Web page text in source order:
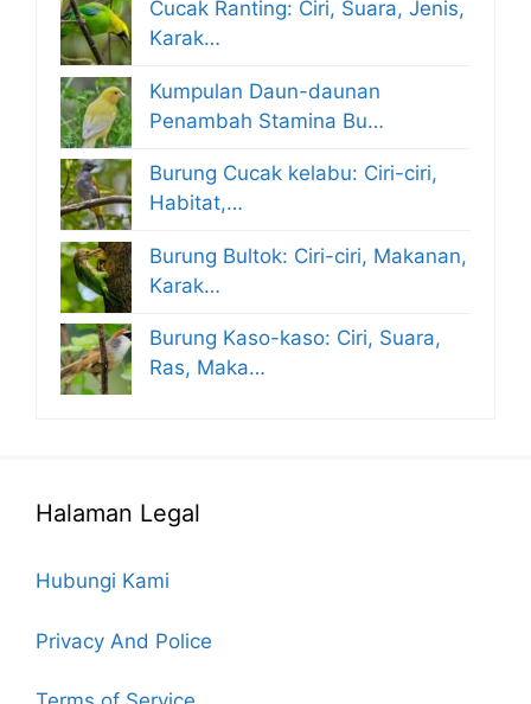
Cucak Ranting: Ciri, Suara, Jenis,
Karak…
Kumpulan Daun-daunan
Penambah Stamina Bu…
Burung Cucak kelabu: Ciri-ciri,
Habitat,…
Burung Bultok: Ciri-ciri, Makanan,
Karak…
Burung Kaso-kaso: Ciri, Suara,
Ras, Maka…
Halaman Legal
Hubungi Kami
Privacy And Police